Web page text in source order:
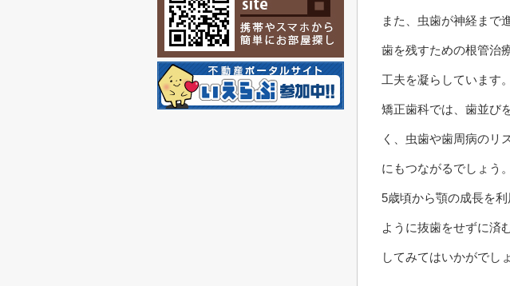
また、虫歯が神経まで
歯を残すための根管治
工夫を凝らしています。
矯正歯科では、歯並び
く、虫歯や歯周病のリ
にもつながるでしょう。
5歳頃から顎の成長を
ように抜歯をせずに済
してみてはいかがでし